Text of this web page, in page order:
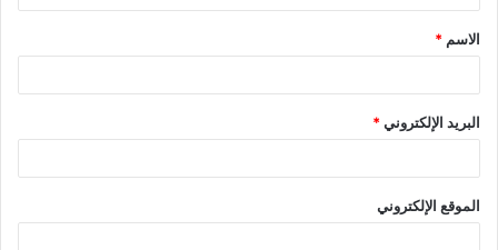
ق
*
الاسم *
البريد الإلكتروني*
الموقع الإلكتروني